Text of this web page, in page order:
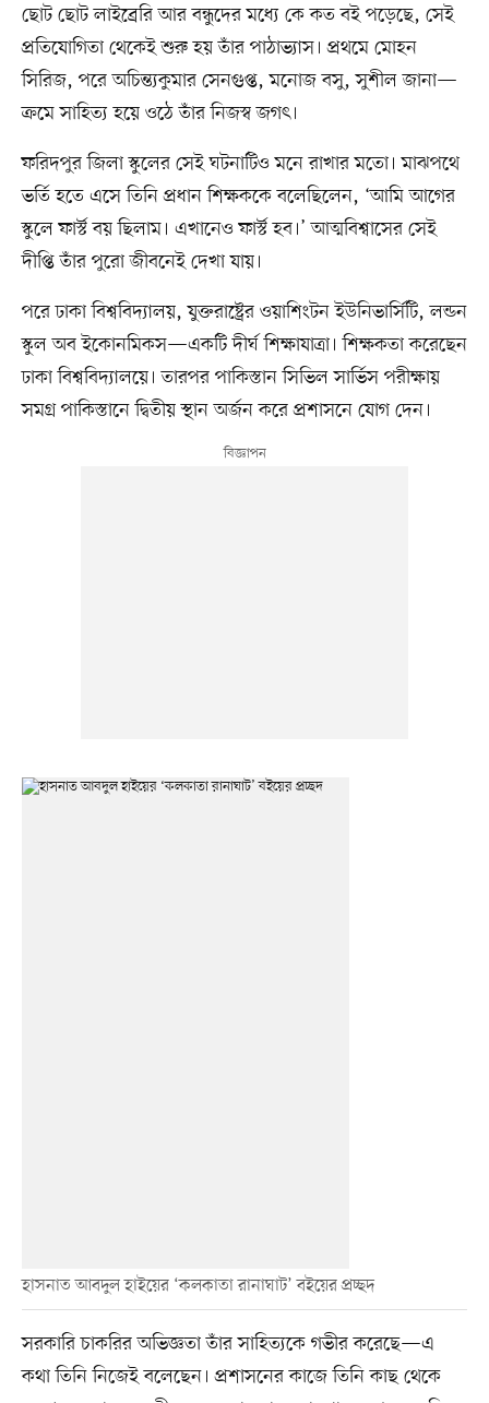
ছোট ছোট লাইব্রেরি আর বন্ধুদের মধ্যে কে কত বই পড়েছে, সেই
প্রতিযোগিতা থেকেই শুরু হয় তাঁর পাঠাভ্যাস। প্রথমে মোহন
সিরিজ, পরে অচিন্ত্যকুমার সেনগুপ্ত, মনোজ বসু, সুশীল জানা—
ক্রমে সাহিত্য হয়ে ওঠে তাঁর নিজস্ব জগৎ।
ফরিদপুর জিলা স্কুলের সেই ঘটনাটিও মনে রাখার মতো। মাঝপথে
ভর্তি হতে এসে তিনি প্রধান শিক্ষককে বলেছিলেন, ‘আমি আগের
স্কুলে ফার্স্ট বয় ছিলাম। এখানেও ফার্স্ট হব।’ আত্মবিশ্বাসের সেই
দীপ্তি তাঁর পুরো জীবনেই দেখা যায়।
পরে ঢাকা বিশ্ববিদ্যালয়, যুক্তরাষ্ট্রের ওয়াশিংটন ইউনিভার্সিটি, লন্ডন
স্কুল অব ইকোনমিকস—একটি দীর্ঘ শিক্ষাযাত্রা। শিক্ষকতা করেছেন
ঢাকা বিশ্ববিদ্যালয়ে। তারপর পাকিস্তান সিভিল সার্ভিস পরীক্ষায়
সমগ্র পাকিস্তানে দ্বিতীয় স্থান অর্জন করে প্রশাসনে যোগ দেন।
হাসনাত আবদুল হাইয়ের ‘কলকাতা রানাঘাট’ বইয়ের প্রচ্ছদ
সরকারি চাকরির অভিজ্ঞতা তাঁর সাহিত্যকে গভীর করেছে—এ
কথা তিনি নিজেই বলেছেন। প্রশাসনের কাজে তিনি কাছ থেকে